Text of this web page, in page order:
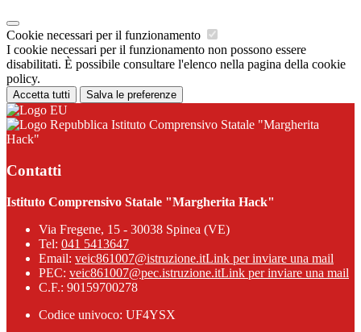
Cookie necessari per il funzionamento
I cookie necessari per il funzionamento non possono essere
disabilitati. È possibile consultare l'elenco nella pagina della cookie
policy.
Accetta tutti Salva le preferenze
Istituto Comprensivo Statale "Margherita
Hack"
Contatti
Istituto Comprensivo Statale "Margherita Hack"
Via Fregene, 15 - 30038 Spinea (VE)
Tel: 041 5413647
Email: veic861007@istruzione.itLink per inviare una mail
PEC: veic861007@pec.istruzione.itLink per inviare una mail
C.F.: 90159700278
Codice univoco: UF4YSX